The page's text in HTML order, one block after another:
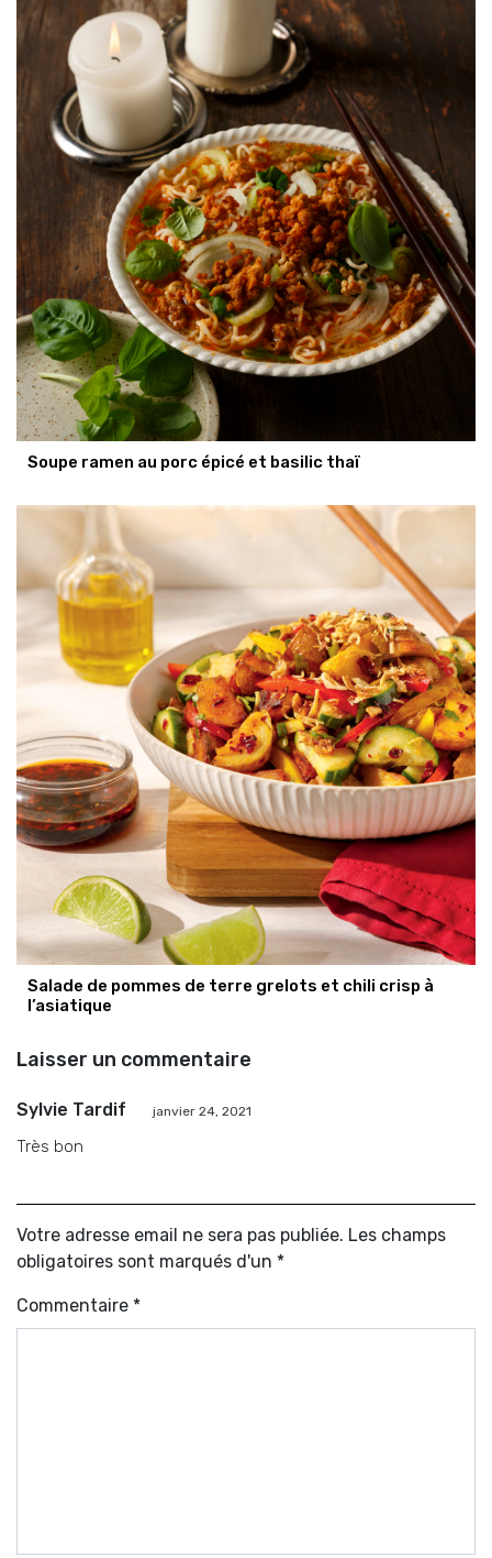
Soupe ramen au porc épicé et basilic thaï
Salade de pommes de terre grelots et chili crisp à
l’asiatique
Laisser un commentaire
Sylvie Tardif janvier 24, 2021
Très bon
Votre adresse email ne sera pas publiée. Les champs
obligatoires sont marqués d'un *
Commentaire *